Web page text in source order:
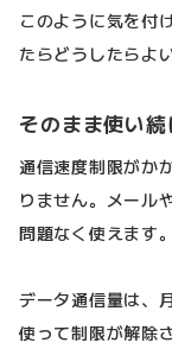
このように気を付
たらどうしたらよ
そのまま使い続
通信速度制限がか
りません。メール
問題なく使えます。
データ通信量は、
使って制限が解除